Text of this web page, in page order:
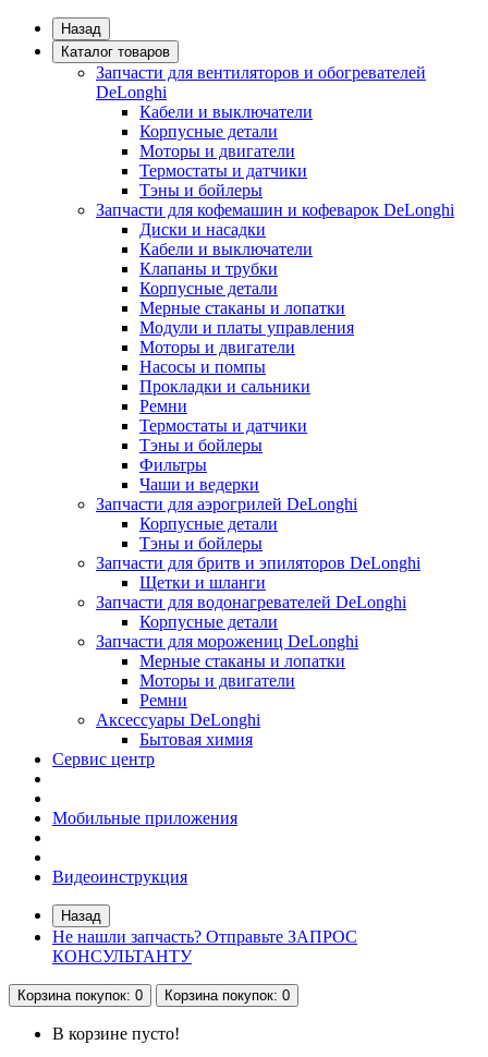
Назад
Каталог товаров
Запчасти для вентиляторов и обогревателей
DeLonghi
Кабели и выключатели
Корпусные детали
Моторы и двигатели
Термостаты и датчики
Тэны и бойлеры
Запчасти для кофемашин и кофеварок DeLonghi
Диски и насадки
Кабели и выключатели
Клапаны и трубки
Корпусные детали
Мерные стаканы и лопатки
Модули и платы управления
Моторы и двигатели
Насосы и помпы
Прокладки и сальники
Ремни
Термостаты и датчики
Тэны и бойлеры
Фильтры
Чаши и ведерки
Запчасти для аэрогрилей DeLonghi
Корпусные детали
Тэны и бойлеры
Запчасти для бритв и эпиляторов DeLonghi
Щетки и шланги
Запчасти для водонагревателей DeLonghi
Корпусные детали
Запчасти для морожениц DeLonghi
Мерные стаканы и лопатки
Моторы и двигатели
Ремни
Аксессуары DeLonghi
Бытовая химия
Сервис центр
Мобильные приложения
Видеоинструкция
Назад
Не нашли запчасть? Отправьте ЗАПРОС
КОНСУЛЬТАНТУ
Корзинапокупок: 0 Корзинапокупок: 0
В корзине пусто!